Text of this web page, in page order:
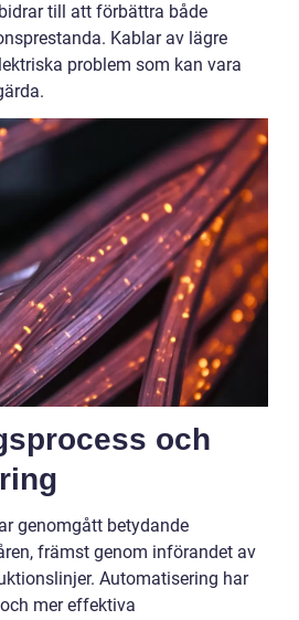
till att förbättra både
Kablar av lägre
problem som kan vara
och
genomgått betydande
främst genom införandet av
Automatisering har
mer effektiva